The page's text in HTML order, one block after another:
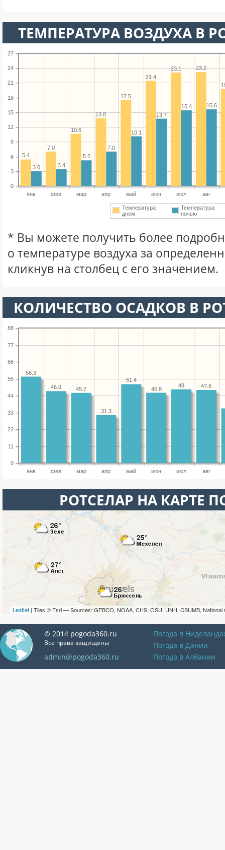
ТЕМПЕРАТУРА ВОЗДУХА В
янв фев мар апр май июн июл авг
0
3
6
9
12
15
18
21
24
27
23.2
23.1
21.4
17.5
13.8
10.6
7.0
5.4
15.6
15.4
13.7
10.1
7.0
5.2
3.4
3.0
Температура
днем
Температура
ночью
* Вы можете получить более
о температуре воздуха за
кликнув на столбец с его значением.
КОЛИЧЕСТВО ОСАДКОВ В
янв фев мар апр май июн июл авг
0
11
22
33
44
55
66
77
88
47.6
48
45.8
51.4
31.3
45.7
46.9
56.3
РОТСЕЛАР НА КАРТЕ
Leaflet | Tiles © Esri — Sources: GEBCO, NOAA, CHS, OSU, UNH, CSUMB, National
© 2014 pogoda360.ru
Все права защищены
admin@pogoda360.ru
Погода в
Погода в Дании
Погода в Албании